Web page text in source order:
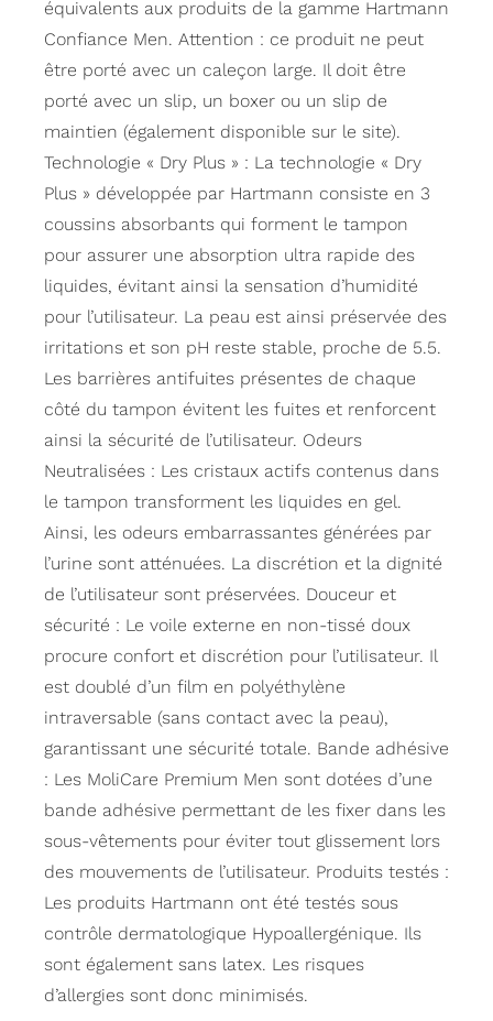
équivalents aux produits de la gamme Hartmann
Confiance Men. Attention : ce produit ne peut
être porté avec un caleçon large. Il doit être
porté avec un slip, un boxer ou un slip de
maintien (également disponible sur le site).
Technologie « Dry Plus » : La technologie « Dry
Plus » développée par Hartmann consiste en 3
coussins absorbants qui forment le tampon
pour assurer une absorption ultra rapide des
liquides, évitant ainsi la sensation d’humidité
pour l’utilisateur. La peau est ainsi préservée des
irritations et son pH reste stable, proche de 5.5.
Les barrières antifuites présentes de chaque
côté du tampon évitent les fuites et renforcent
ainsi la sécurité de l’utilisateur. Odeurs
Neutralisées : Les cristaux actifs contenus dans
le tampon transforment les liquides en gel.
Ainsi, les odeurs embarrassantes générées par
l’urine sont atténuées. La discrétion et la dignité
de l’utilisateur sont préservées. Douceur et
sécurité : Le voile externe en non-tissé doux
procure confort et discrétion pour l’utilisateur. Il
est doublé d’un film en polyéthylène
intraversable (sans contact avec la peau),
garantissant une sécurité totale. Bande adhésive
: Les MoliCare Premium Men sont dotées d’une
bande adhésive permettant de les fixer dans les
sous-vêtements pour éviter tout glissement lors
des mouvements de l’utilisateur. Produits testés :
Les produits Hartmann ont été testés sous
contrôle dermatologique Hypoallergénique. Ils
sont également sans latex. Les risques
d’allergies sont donc minimisés.